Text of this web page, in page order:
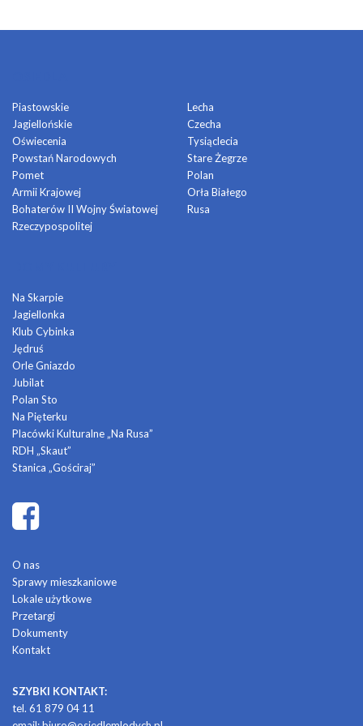
Piastowskie
Jagiellońskie
Oświecenia
Powstań Narodowych
Pomet
Armii Krajowej
Bohaterów II Wojny Światowej
Rzeczypospolitej
Lecha
Czecha
Tysiąclecia
Stare Żegrze
Polan
Orła Białego
Rusa
Na Skarpie
Jagiellonka
Klub Cybinka
Jędruś
Orle Gniazdo
Jubilat
Polan Sto
Na Pięterku
Placówki Kulturalne „Na Rusa”
RDH „Skaut”
Stanica „Gościraj”
O nas
Sprawy mieszkaniowe
Lokale użytkowe
Przetargi
Dokumenty
Kontakt
SZYBKI KONTAKT:
tel. 61 879 04 11